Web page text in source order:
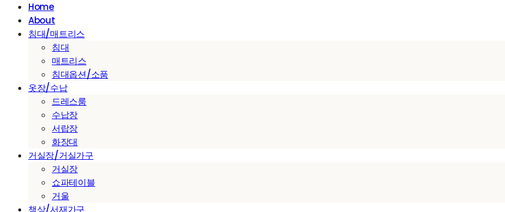
Home
About
침대/매트리스
침대
매트리스
침대옵션/소품
옷장/수납
드레스룸
수납장
서랍장
화장대
거실장/거실가구
거실장
쇼파테이블
거울
책상/서재가구